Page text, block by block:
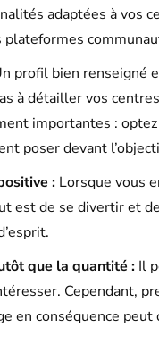
adaptées à vos
profil bien renseigné
à détailler vos
importantes :
poser devant
: Lorsque vous
est de se divertir et
que la quantité : Il
Cependant,
en conséquence